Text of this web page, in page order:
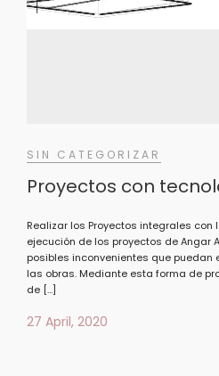
SIN CATEGORIZAR
Proyectos con
Realizar los Proyectos integrales
ejecución de los proyectos de Angar
posibles inconvenientes que puedan
las obras. Mediante esta forma de
de […]
27 April, 2020